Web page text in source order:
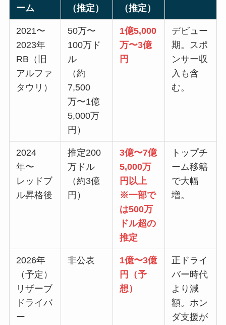
ーム
（推定）
（推定）
2021〜
2023年
RB（旧
アルファ
タウリ）
50万〜
100万ド
ル
（約
7,500
万〜1億
5,000万
円）
1億5,000
万〜3億
円
デビュー
期。スポ
ンサー収
入も含
む。
2024
年〜
レッドブ
ル昇格後
推定200
万ドル
（約3億
円）
3億〜7億
5,000万
円以上
※一部で
は500万
ドル超の
推定
トップチ
ーム移籍
で大幅
増。
2026年
（予定）
リザーブ
ドライバ
ー
非公表
1億〜3億
円（予
想）
正ドライ
バー時代
より減
額。ホン
ダ支援が